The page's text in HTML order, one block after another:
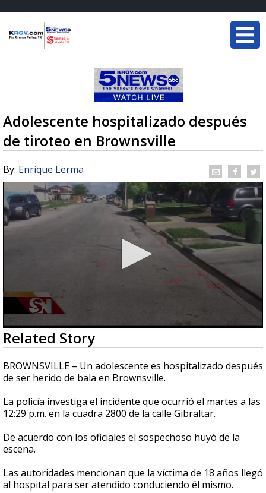
Adolescente hospitalizado después
de tiroteo en Brownsville
By: Enrique Lerma
0
seconds
of
1
minute,
44
Related Story
BROWNSVILLE – Un adolescente es hospitalizado después
de ser herido de bala en Brownsville.
La policía investiga el incidente que ocurrió el martes a las
12:29 p.m. en la cuadra 2800 de la calle Gibraltar.
De acuerdo con los oficiales el sospechoso huyó de la
escena.
Las autoridades mencionan que la víctima de 18 años llegó
al hospital para ser atendido conduciendo él mismo.